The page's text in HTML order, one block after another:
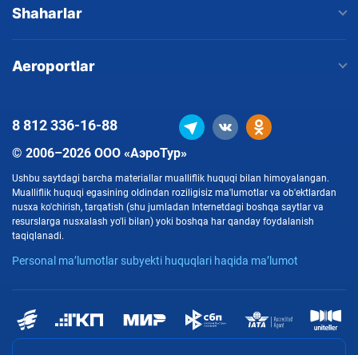
Shaharlar
Aeroportlar
© 2006–2026 ООО «АэроТур»
Ushbu saytdagi barcha materiallar mualliflik huquqi bilan himoyalangan.
Mualliflik huquqi egasining oldindan roziligisiz ma'lumotlar va ob'ektlardan
nusxa ko'chirish, tarqatish (shu jumladan Internetdagi boshqa saytlar va
resurslarga nusxalash yo'li bilan) yoki boshqa har qanday foydalanish
taqiqlanadi.
Personal ma’lumotlar subyekti huquqlari haqida ma’lumot
8 812336-16-88